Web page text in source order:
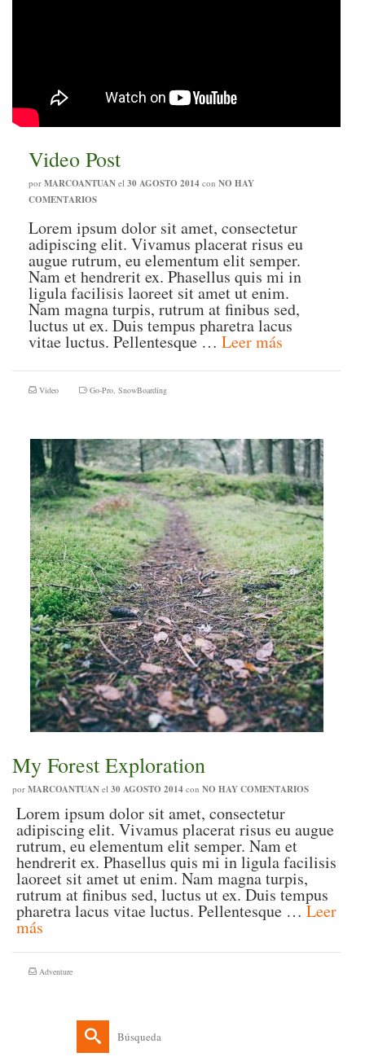
Video Post
por MARCOANTUAN el 30 AGOSTO 2014 con NO HAY
COMENTARIOS
Lorem ipsum dolor sit amet, consectetur
adipiscing elit. Vivamus placerat risus eu
augue rutrum, eu elementum elit semper.
Nam et hendrerit ex. Phasellus quis mi in
ligula facilisis laoreet sit amet ut enim.
Nam magna turpis, rutrum at finibus sed,
luctus ut ex. Duis tempus pharetra lacus
vitae luctus. Pellentesque … Leer más
Video Go-Pro, SnowBoarding
My Forest Exploration
por MARCOANTUAN el 30 AGOSTO 2014 con NO HAY COMENTARIOS
Lorem ipsum dolor sit amet, consectetur
adipiscing elit. Vivamus placerat risus eu augue
rutrum, eu elementum elit semper. Nam et
hendrerit ex. Phasellus quis mi in ligula facilisis
laoreet sit amet ut enim. Nam magna turpis,
rutrum at finibus sed, luctus ut ex. Duis tempus
pharetra lacus vitae luctus. Pellentesque …Leer
más
Adventure
Buscar
por: